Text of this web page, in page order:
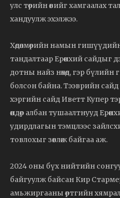
улс төрийн өвийг хамгаалах
хандуулж эхэлжээ.
Хөдөлмөрийн намын
тандалтаар Ерөнхий сайдыг
дотны найз нөхөд, гэр бүлийн
болсон байна. Тээврийн
хэргийн сайд Иветт Купер
өндөр албан тушаалтнууд
удирдлагын тэмцлээс
товлохыг зөвлөж байгаа аж.
2024 оны бүх нийтийн
байгуулж байсан Кир
амьжиргааны өртгийн